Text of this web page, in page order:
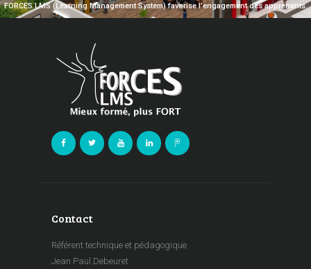
FORCES LMS (Learning Management System) favorise l’engagement des apprenants.
Contact
Référent technique et pédagogique
Jean Paul Debeuret